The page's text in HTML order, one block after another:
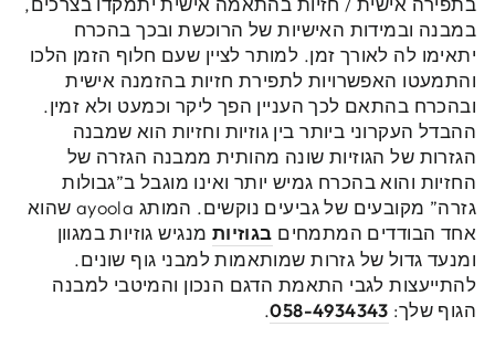
במבנה ובמידות האישיות של הרוכשת ובכך בהכרח
יתאימו לה לאורך זמן. למותר לציין שעם חלוף הזמן הלכו
והתמעטו האפשרויות לתפירת חזיות בהזמנה אישית
ובהכרח בהתאם לכך העניין הפך ליקר וכמעט ולא זמין.
ההבדל העקרוני ביותר בין גוזיות וחזיות הוא שמבנה
הגזרות של הגוזיות שונה מהותית ממבנה הגזרה של
החזיות והוא בהכרח גמיש יותר ואינו מוגבל ב”גבולות
גזרה” מקובעים של גביעים נוקשים. המותג ayoola שהוא
אחד הבודדים המתמחים בגוזיות מנגיש גוזיות במגוון
ומנעד גדול של גזרות שמותאמות למבני גוף שונים.
להתייעצות לגבי התאמת הדגם הנכון והמיטבי למבנה
הגוף שלך: 058-4934343
.